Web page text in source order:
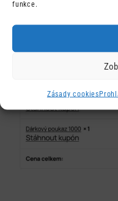
funkce.
Zásady cookies
Po výběru šablony
voucher.